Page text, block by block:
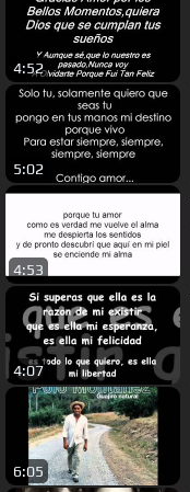
4:52
5:02
4:53
4:07
6:05